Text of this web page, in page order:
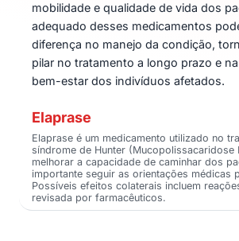
mobilidade e qualidade de vida dos
adequado desses medicamentos
diferença no manejo da condição,
pilar no tratamento a longo prazo e
bem-estar dos indivíduos afetados.
Elaprase
Elaprase é um medicamento utilizado no
síndrome de Hunter (Mucopolissacaridose
melhorar a capacidade de caminhar dos
importante seguir as orientações médicas
Possíveis efeitos colaterais incluem
revisada por farmacêuticos.